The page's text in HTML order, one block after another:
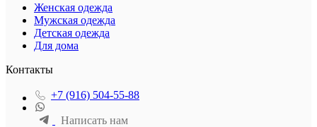
Женская одежда
Мужская одежда
Детская одежда
Для дома
Контакты
+7 (916) 504-55-88
Написать нам